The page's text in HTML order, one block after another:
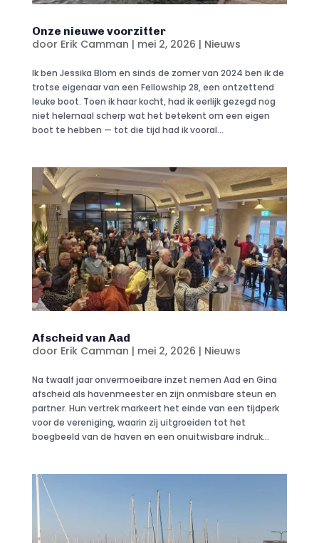
Onze nieuwe voorzitter
door Erik Camman | mei 2, 2026 | Nieuws
Ik ben Jessika Blom en sinds de zomer van 2024 ben ik de
trotse eigenaar van een Fellowship 28, een ontzettend
leuke boot. Toen ik haar kocht, had ik eerlijk gezegd nog
niet helemaal scherp wat het betekent om een eigen
boot te hebben — tot die tijd had ik vooral...
Afscheid van Aad
door Erik Camman | mei 2, 2026 | Nieuws
Na twaalf jaar onvermoeibare inzet nemen Aad en Gina
afscheid als havenmeester en zijn onmisbare steun en
partner. Hun vertrek markeert het einde van een tijdperk
voor de vereniging, waarin zij uitgroeiden tot het
boegbeeld van de haven en een onuitwisbare indruk...